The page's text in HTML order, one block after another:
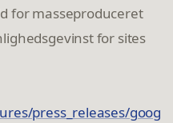
for masseproduceret
for sites
press_releases/